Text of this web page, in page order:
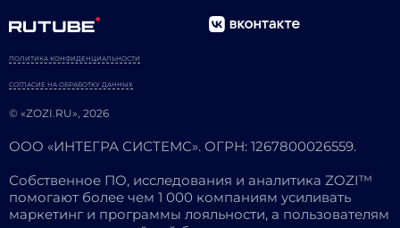
© «ZOZI.RU», 2026
ПОЛИТИКА КОНФИДЕНЦИАЛЬНОСТИ
СОГЛАСИЕ НА ОБРАБОТКУ ДАННЫХ
ООО «ИНТЕГРА СИСТЕМС». ОГРН: 1267800026559.
Собственное ПО, исследования и аналитика ZOZI™
помогают более чем 1 000 компаниям усиливать
маркетинг и программы лояльности, а пользователям